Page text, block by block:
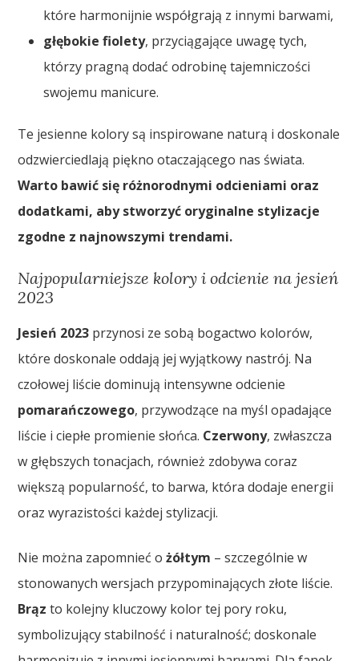
które harmonijnie współgrają z innymi barwami,
głębokie fiolety, przyciągające uwagę tych,
którzy pragną dodać odrobinę tajemniczości
swojemu manicure.
Te jesienne kolory są inspirowane naturą i doskonale
odzwierciedlają piękno otaczającego nas świata.
Warto bawić się różnorodnymi odcieniami oraz
dodatkami, aby stworzyć oryginalne stylizacje
zgodne z najnowszymi trendami.
Najpopularniejsze kolory i odcienie na jesień
2023
Jesień 2023 przynosi ze sobą bogactwo kolorów,
które doskonale oddają jej wyjątkowy nastrój. Na
czołowej liście dominują intensywne odcienie
pomarańczowego, przywodzące na myśl opadające
liście i ciepłe promienie słońca. Czerwony, zwłaszcza
w głębszych tonacjach, również zdobywa coraz
większą popularność, to barwa, która dodaje energii
oraz wyrazistości każdej stylizacji.
Nie można zapomnieć ożółtym – szczególnie w
stonowanych wersjach przypominających złote liście.
Brąz to kolejny kluczowy kolor tej pory roku,
symbolizujący stabilność i naturalność; doskonale